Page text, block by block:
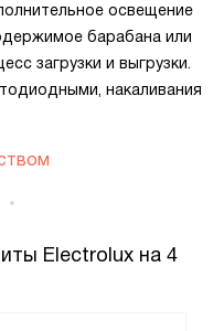
освещение
барабана или
загрузки и выгрузки.
накаливания
Electrolux на 4